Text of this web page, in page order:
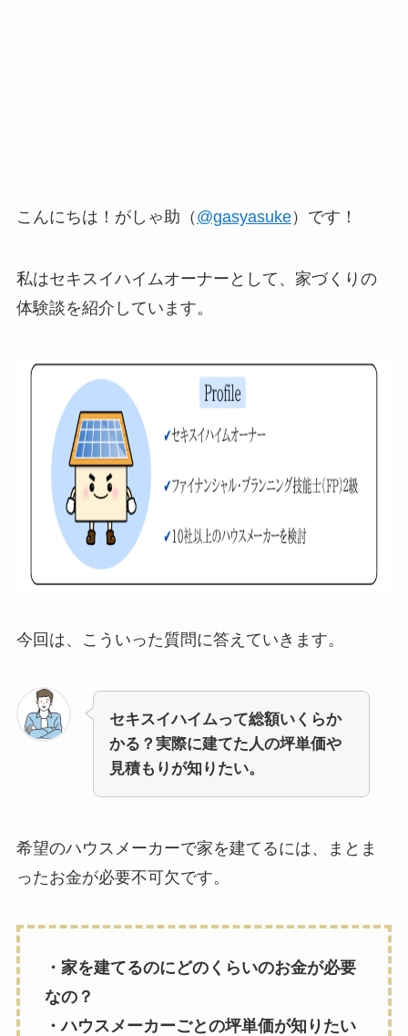
こんにちは！がしゃ助（ @gasyasuke）です！
私はセキスイハイムオーナーとして、家づくりの
体験談を紹介しています。
今回は、こういった質問に答えていきます。
セキスイハイムって総額いくらか
かる？実際に建てた人の坪単価や
見積もりが知りたい。
希望のハウスメーカーで家を建てるには、まとま
ったお金が必要不可欠です。
・家を建てるのにどのくらいのお金が必要
なの？
・ハウスメーカーごとの坪単価が知りたい